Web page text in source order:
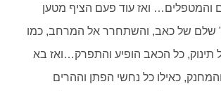
והמטפלים… ואז עוד פעם הציף מטען
שלם של כאב, והשתחרר אל המרחב, כמו
תינוק, כל הכאב הופיע והתפרק…ואז בא
כאילו כל נחשי הפתן וההרים